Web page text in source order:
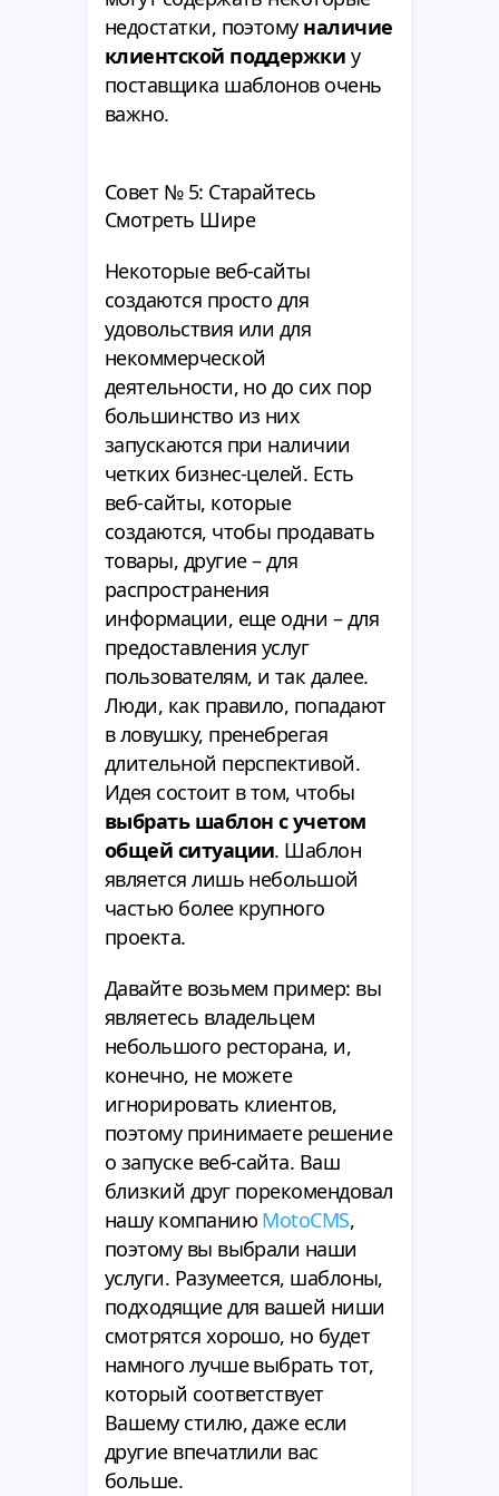
недостатки, поэтому наличие
клиентской поддержки у
поставщика шаблонов очень
важно.
Совет № 5: Старайтесь
Смотреть Шире
Некоторые веб-сайты
создаются просто для
удовольствия или для
некоммерческой
деятельности, но до сих пор
большинство из них
запускаются при наличии
четких бизнес-целей. Есть
веб-сайты, которые
создаются, чтобы продавать
товары, другие – для
распространения
информации, еще одни – для
предоставления услуг
пользователям, и так далее.
Люди, как правило, попадают
в ловушку, пренебрегая
длительной перспективой.
Идея состоит в том, чтобы
выбрать шаблон с учетом
общей ситуации. Шаблон
является лишь небольшой
частью более крупного
проекта.
Давайте возьмем пример: вы
являетесь владельцем
небольшого ресторана, и,
конечно, не можете
игнорировать клиентов,
поэтому принимаете решение
о запуске веб-сайта. Ваш
близкий друг порекомендовал
нашу компанию MotoCMS,
поэтому вы выбрали наши
услуги. Разумеется, шаблоны,
подходящие для вашей ниши
смотрятся хорошо, но будет
намного лучше выбрать тот,
который соответствует
Вашему стилю, даже если
другие впечатлили вас
больше.